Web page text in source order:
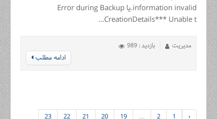
information invalid.یا Error during Backup
CreationDetails*** Unable t...
مدیریت بازدید : 989
ادامه مطلب